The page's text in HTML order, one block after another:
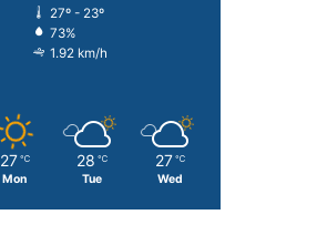
27º - 23º
73%
1.92 km/h
27 ℃
Mon
28 ℃
Tue
27 ℃
Wed